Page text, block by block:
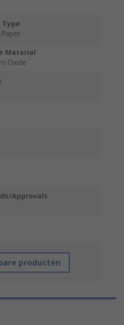
Material
Oxide
Approvals
producten